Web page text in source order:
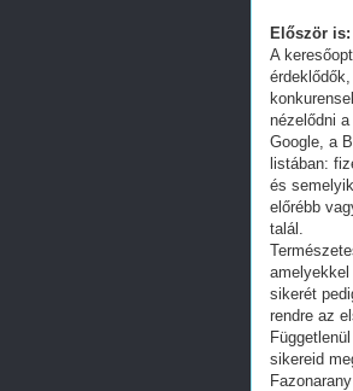
Először
A
nézelődni
Google, a
listában:
és
előrébb
talál.
sikerét
rendre az
sikereid